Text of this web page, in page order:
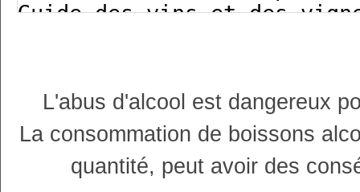
L'abus d'alcool est dangereux
La consommation de boissons
quantité, peut avoir des